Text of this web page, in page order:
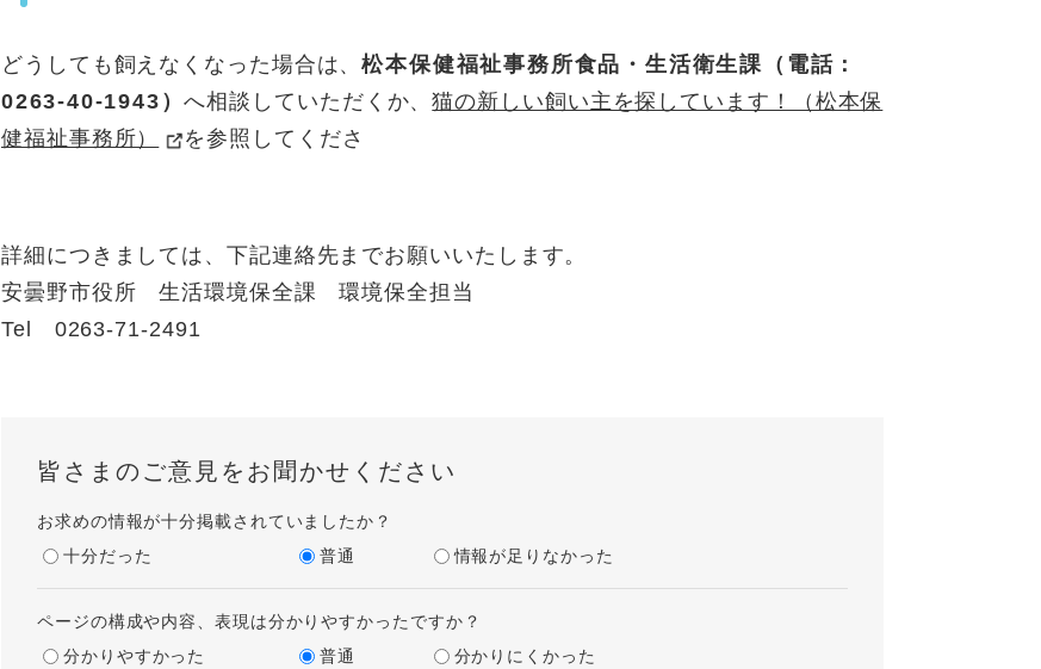
どうしても飼えなくなった場合は、松本保健福祉事務所食品・生活衛生課（電話：
0263-40-1943）へ相談していただくか、猫の新しい飼い主を探しています！（松本保
健福祉事務所）
を参照してくださ
詳細につきましては、下記連絡先までお願いいたします。
安曇野市役所 生活環境保全課 環境保全担当
Tel 0263-71-2491
皆さまのご意見をお聞かせください
お求めの情報が十分掲載されていましたか？
十分だった
普通 情報が足りなかった
ページの構成や内容、表現は分かりやすかったですか？
分かりやすかった
普通 分かりにくかった